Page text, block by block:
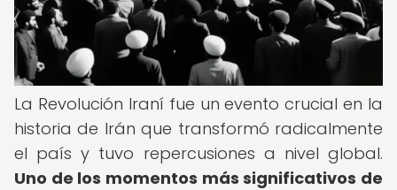
La Revolución Iraní fue un evento crucial en la
historia de Irán que transformó radicalmente
el país y tuvo repercusiones a nivel global.
Uno de los momentos más significativos de